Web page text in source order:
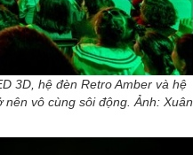
3D, hệ đèn Retro Amber và hệ
vô cùng sôi động. Ảnh: Xuân